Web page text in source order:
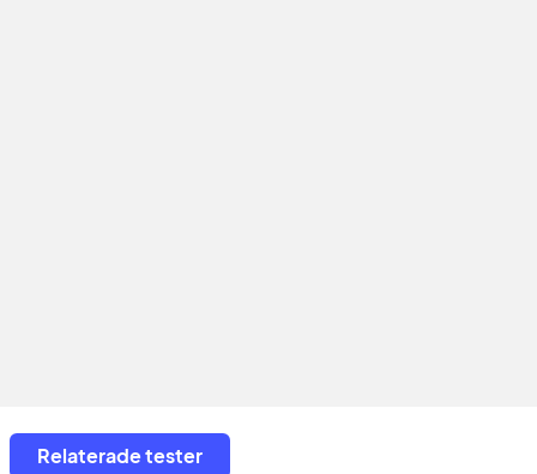
Relaterade tester